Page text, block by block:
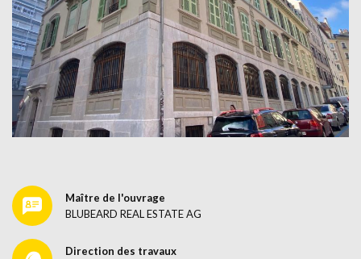
Maître de l'ouvrage
BLUBEARD REAL ESTATE AG
Direction des travaux